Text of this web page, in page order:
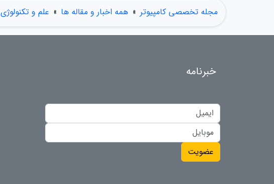
مجله تخصصی کامپیوتر » همه اخبار و مقاله ها » علم و تکنولوژی
خبرنامه
عضویت